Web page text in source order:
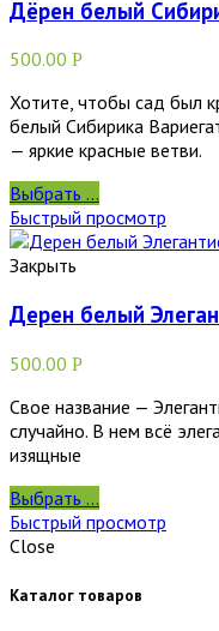
Дёрен белый
500.00 Р
Хотите, чтобы сад был
белый Сибирика
— яркие красные ветви.
Выбрать ...
Быстрый просмотр
Закрыть
Дерен белый
500.00 Р
Свое название —
случайно. В нем всё
изящные
Выбрать ...
Быстрый просмотр
Close
Каталог товаров